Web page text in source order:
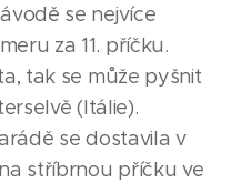
se nejvíce
za 11. příčku.
tak se může pyšnit
(Itálie).
se dostavila v
stříbrnou příčku ve